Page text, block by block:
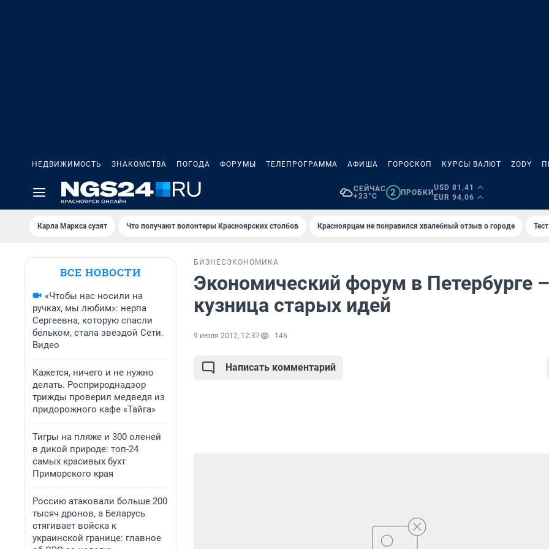
НЕДВИЖИМОСТЬ ЗНАКОМСТВА ПОГОДА ФОРУМЫ ТЕЛЕПРОГРАММА АФИША ГОРОСКОП КУРСЫ ВАЛЮТ ZODY
СЕЙЧАС
+23°C
2 ПРОБКИ
USD 81,41
EUR 94,06
Карла Маркса сузят Что получают волонтеры Красноярских столбов Красноярцам не понравился хвалебный отзыв о городе
ВСЕ НОВОСТИ
«Чтобы нас носили на
ручках, мы любим»: нерпа
Сергеевна, которую спасли
бельком, стала звездой Сети.
Видео
Кажется, ничего и не нужно
делать. Росприроднадзор
трижды проверил медведя из
придорожного кафе «Тайга»
Тигры на пляже и 300 оленей
в дикой природе: топ-24
самых красивых бухт
Приморского края
Россию атаковали больше 200
тысяч дронов, а Беларусь
стягивает войска к
украинской границе: главное
БИЗНЕС ЭКОНОМИКА
Экономический форум в Петербурге –
кузница старых идей
9 июля 2012, 12:37 146
Написать комментарий